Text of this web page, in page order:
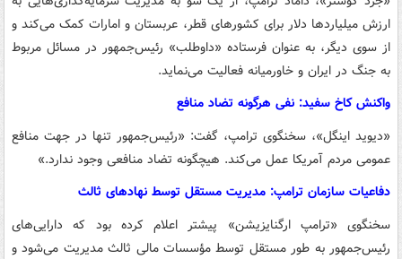
ارزش میلیاردها دلار برای کشورهای قطر، عربستان و امارات کمک می‌کند و
از سوی دیگر، به عنوان فرستاده «داوطلب» رئیس‌جمهور در مسائل مربوط
به جنگ در ایران و خاورمیانه فعالیت می‌نماید.
واکنش کاخ سفید: نفی هرگونه تضاد منافع
«دیوید اینگل»، سخنگوی ترامپ، گفت: «رئیس‌جمهور تنها در جهت منافع
عمومی مردم آمریکا عمل می‌کند. هیچگونه تضاد منافعی وجود ندارد.»
دفاعیات سازمان ترامپ: مدیریت مستقل توسط نهادهای ثالث
سخنگوی «ترامپ ارگنایزیشن» پیشتر اعلام کرده بود که دارایی‌های
رئیس‌جمهور به طور مستقل توسط مؤسسات مالی ثالث مدیریت می‌شود و